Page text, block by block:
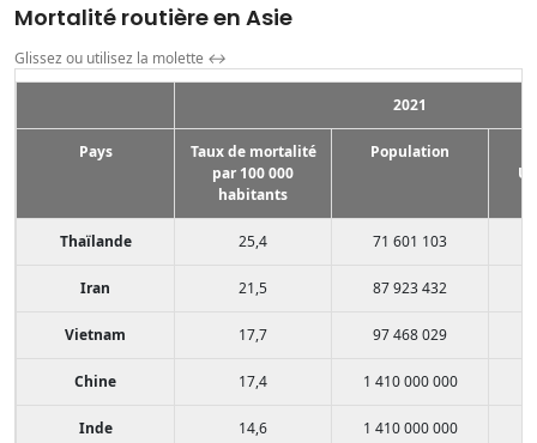
Mortalité routière en Asie
Glissez ou utilisez la molette ↔
2021
Pays
Taux de mortalité
par 100 000
habitants
Population
Thaïlande 25,4 71 601 103
Iran 21,5 87 923 432
Vietnam 17,7 97 468 029
Chine 17,4 1 410 000 000
Inde 14,6 1 410 000 000